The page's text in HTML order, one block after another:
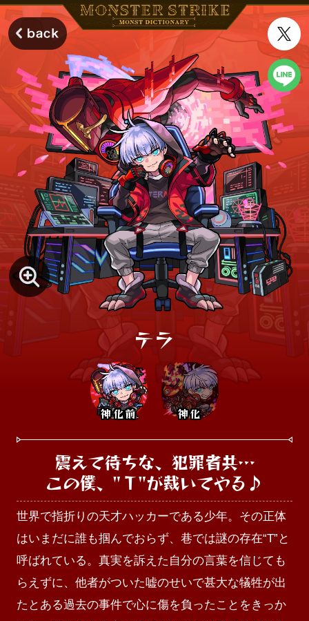
テラ
神化前 神化
震えて待ちな、犯罪者共…
この僕、"Ｔ"が裁いてやる♪
世界で指折りの天才ハッカーである少年。その正体
はいまだに誰も掴んでおらず、巷では謎の存在“T”と
呼ばれている。真実を訴えた自分の言葉を信じても
らえずに、他者がついた嘘のせいで甚大な犠牲が出
たとある過去の事件で心に傷を負ったことをきっか